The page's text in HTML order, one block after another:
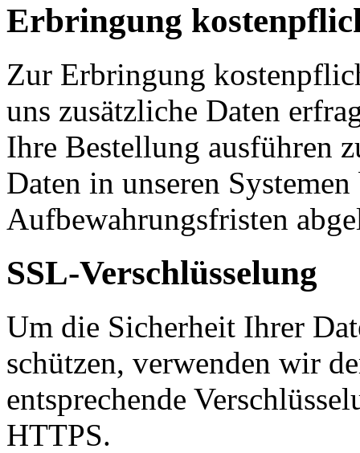
Erbringung
Zur Erbringung
uns zusätzliche Daten
Ihre Bestellung ausführen
Daten in unseren
Aufbewahrungsfristen
SSL-Verschlüsselung
Um die Sicherheit Ihrer
schützen, verwenden wir
entsprechende
HTTPS.